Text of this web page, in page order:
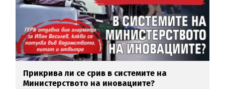
Прикрива ли се срив в системите на
Министерството на иновациите?